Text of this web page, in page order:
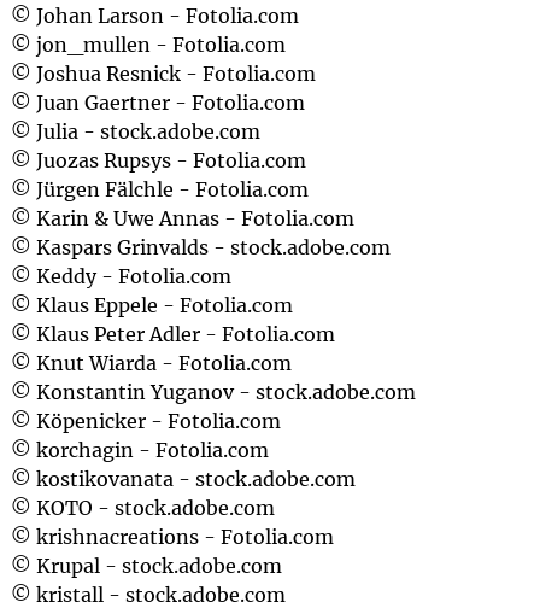
© Johan Larson - Fotolia.com
© jon_mullen - Fotolia.com
© Joshua Resnick - Fotolia.com
© Juan Gaertner - Fotolia.com
© Julia - stock.adobe.com
© Juozas Rupsys - Fotolia.com
© Jürgen Fälchle - Fotolia.com
© Karin & Uwe Annas - Fotolia.com
© Kaspars Grinvalds - stock.adobe.com
© Keddy - Fotolia.com
© Klaus Eppele - Fotolia.com
© Klaus Peter Adler - Fotolia.com
© Knut Wiarda - Fotolia.com
© Konstantin Yuganov - stock.adobe.com
© Köpenicker - Fotolia.com
© korchagin - Fotolia.com
© kostikovanata - stock.adobe.com
© KOTO - stock.adobe.com
© krishnacreations - Fotolia.com
© Krupal - stock.adobe.com
© kristall - stock.adobe.com